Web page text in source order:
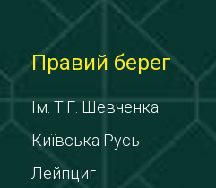
Правий берег
Ім. Т.Г. Шевченка
Київська Русь
Лейпциг